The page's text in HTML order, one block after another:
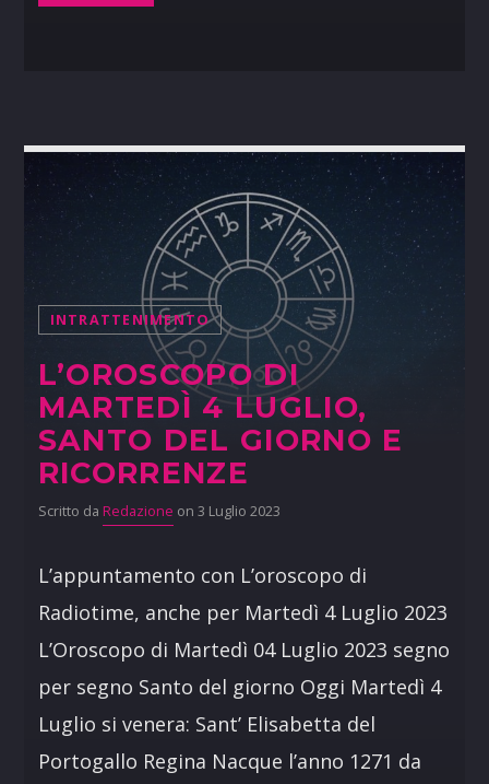
INTRATTENIMENTO
L’OROSCOPO DI
MARTEDÌ 4 LUGLIO,
SANTO DEL GIORNO E
RICORRENZE
Scritto da Redazione on 3 Luglio 2023
L’appuntamento con L’oroscopo di
Radiotime, anche per Martedì 4 Luglio 2023
L’Oroscopo di Martedì 04 Luglio 2023 segno
per segno Santo del giorno Oggi Martedì 4
Luglio si venera: Sant’ Elisabetta del
Portogallo Regina Nacque l’anno 1271 da